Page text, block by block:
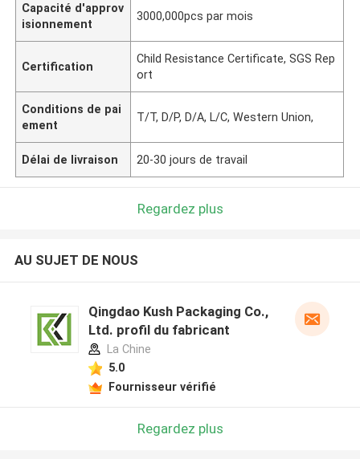
Capacité d'approv
isionnement
3000,000pcs par mois
Certification
Child Resistance Certificate, SGS Rep
ort
Conditions de pai
ement
T/T, D/P, D/A, L/C, Western Union,
Délai de livraison 20-30 jours de travail
Regardez plus
AU SUJET DE NOUS
Qingdao Kush Packaging Co.,
Ltd. profil du fabricant
La Chine
5.0
Fournisseur vérifié
Regardez plus